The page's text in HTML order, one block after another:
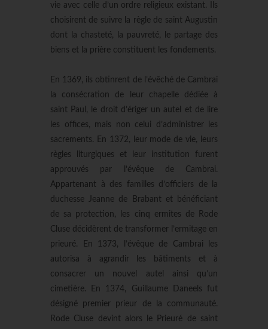
vie avec celle d’un ordre religieux existant. Ils
choisirent de suivre la règle de saint Augustin
dont la chasteté, la pauvreté, le partage des
biens et la prière constituent les fondements.
En 1369, ils obtinrent de l’évêché de Cambrai
la consécration de leur chapelle dédiée à
saint Paul, le droit d’ériger un autel et de lire
les offices, mais non celui d’administrer les
sacrements. En 1372, leur mode de vie, leurs
règles liturgiques et leur institution furent
approuvés par l’évêque de Cambrai.
Appartenant à des familles d’officiers de la
duchesse Jeanne de Brabant et bénéficiant
de sa protection, les cinq ermites de Rode
Cluse décidèrent de transformer l’ermitage en
prieuré. En 1373, l’évêque de Cambrai les
autorisa à agrandir les bâtiments et à
consacrer un nouvel autel ainsi qu’un
cimetière. En 1374, Guillaume Daneels fut
désigné premier prieur de la communauté.
Rode Cluse devint alors le Prieuré de saint